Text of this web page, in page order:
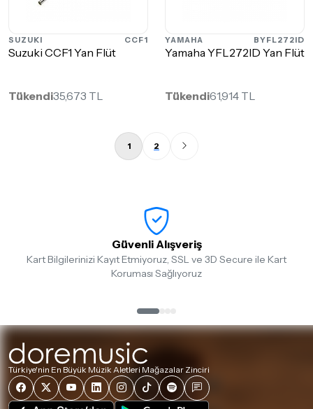
SUZUKI CCF1
Suzuki CCF1 Yan Flüt
Tükendi35,673 TL
YAMAHA BYFL272ID
Yamaha YFL272ID Yan Flüt
Tükendi61,914 TL
1 2
Güvenli Alışveriş
Kart Bilgilerinizi Kayıt Etmiyoruz, SSL ve 3D Secure ile Kart
Koruması Sağlıyoruz
Türkiye'nin En Büyük Müzik Aletleri Mağazalar Zinciri